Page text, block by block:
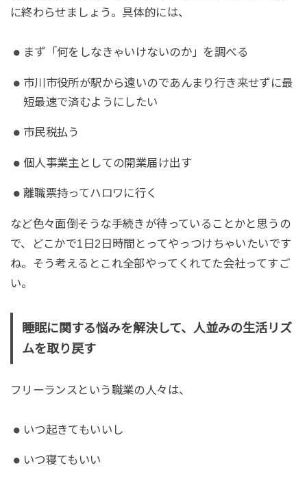
に終わらせましょう。具体的には、
まず「何をしなきゃいけないのか」を調べる
市川市役所が駅から遠いのであんまり行き来せずに最
短最速で済むようにしたい
市民税払う
個人事業主としての開業届け出す
離職票持ってハロワに行く
など色々面倒そうな手続きが待っていることかと思うの
で、どこかで1日2日時間とってやっつけちゃいたいです
ね。そう考えるとこれ全部やってくれてた会社ってすご
い。
睡眠に関する悩みを解決して、人並みの生活リズ
ムを取り戻す
フリーランスという職業の人々は、
いつ起きてもいいし
いつ寝てもいい